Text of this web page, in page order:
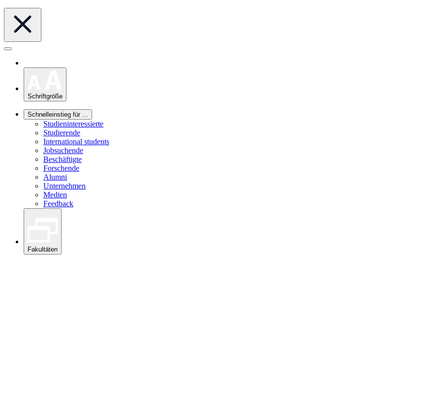
Schriftgröße
Schnelleinstieg für ...
Studieninteressierte
Studierende
International students
Jobsuchende
Beschäftigte
Forschende
Alumni
Unternehmen
Medien
Feedback
Fakultäten